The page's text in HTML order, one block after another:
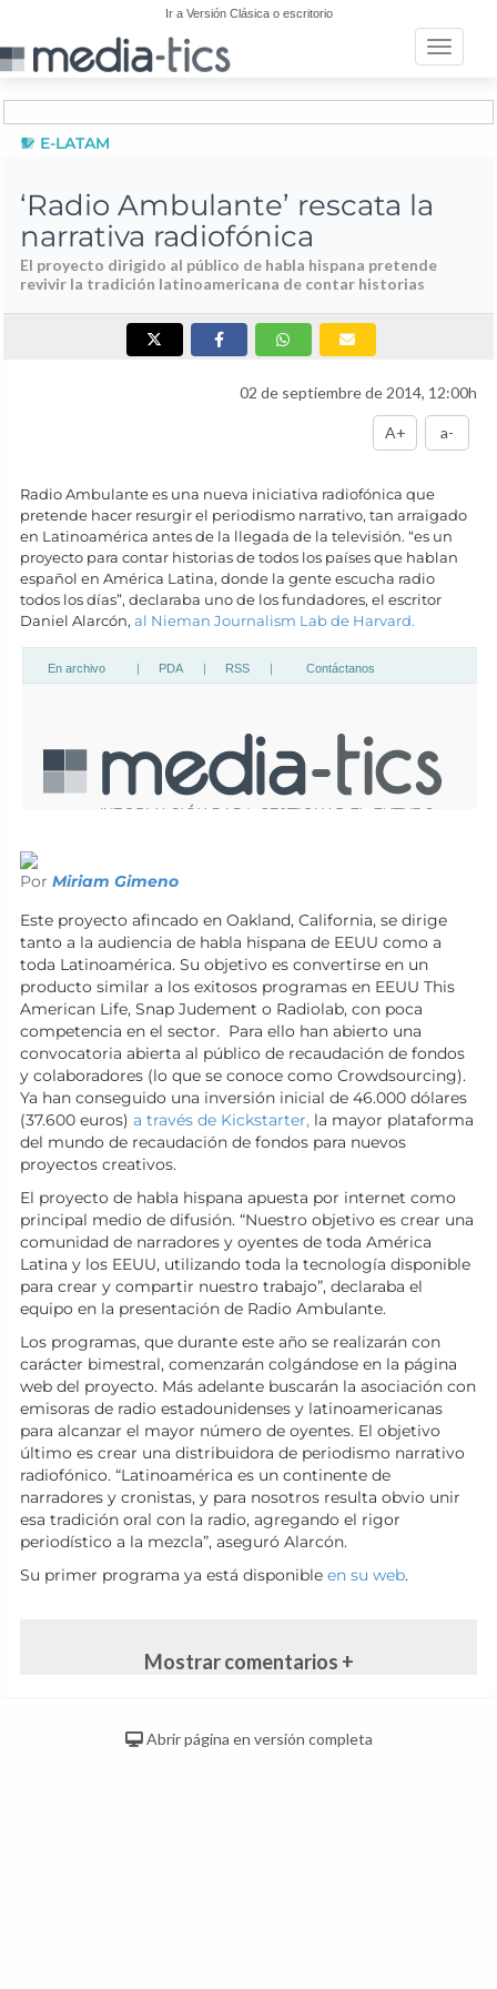
Ir a Versión Clásica o escritorio
Toggle
E-LATAM
‘Radio Ambulante’ rescata la
narrativa radiofónica
El proyecto dirigido al público de habla hispana pretende
revivir la tradición latinoamericana de contar historias
02 de septiembre de 2014, 12:00h
A+ a-
Radio Ambulante es una nueva iniciativa radiofónica que
pretende hacer resurgir el periodismo narrativo, tan arraigado
en Latinoamérica antes de la llegada de la televisión. “es un
proyecto para contar historias de todos los países que hablan
español en América Latina, donde la gente escucha radio
todos los días”, declaraba uno de los fundadores, el escritor
Daniel Alarcón, al Nieman Journalism Lab de Harvard.
Por Miriam Gimeno
Este proyecto afincado en Oakland, California, se dirige
tanto a la audiencia de habla hispana de EEUU como a
toda Latinoamérica. Su objetivo es convertirse en un
producto similar a los exitosos programas en EEUU This
American Life, Snap Judement o Radiolab, con poca
competencia en el sector. Para ello han abierto una
convocatoria abierta al público de recaudación de fondos
y colaboradores (lo que se conoce como Crowdsourcing).
Ya han conseguido una inversión inicial de 46.000 dólares
(37.600 euros) a través de Kickstarter, la mayor plataforma
del mundo de recaudación de fondos para nuevos
proyectos creativos.
El proyecto de habla hispana apuesta por internet como
principal medio de difusión. “Nuestro objetivo es crear una
comunidad de narradores y oyentes de toda América
Latina y los EEUU, utilizando toda la tecnología disponible
para crear y compartir nuestro trabajo”, declaraba el
equipo en la presentación de Radio Ambulante.
Los programas, que durante este año se realizarán con
carácter bimestral, comenzarán colgándose en la página
web del proyecto. Más adelante buscarán la asociación con
emisoras de radio estadounidenses y latinoamericanas
para alcanzar el mayor número de oyentes. El objetivo
último es crear una distribuidora de periodismo narrativo
radiofónico. “Latinoamérica es un continente de
narradores y cronistas, y para nosotros resulta obvio unir
esa tradición oral con la radio, agregando el rigor
periodístico a la mezcla”, aseguró Alarcón.
Su primer programa ya está disponible en su web.
Mostrar comentarios +
Abrir página en versión completa